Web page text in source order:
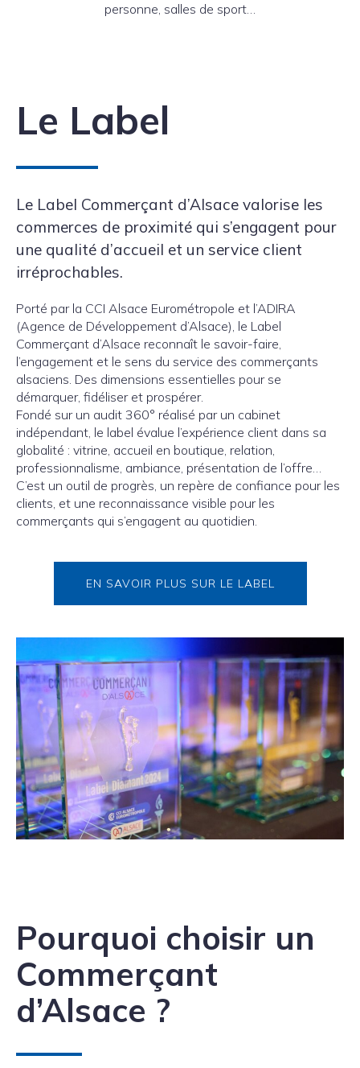
personne, salles de sport…
Le Label
Le Label Commerçant d’Alsace valorise les
commerces de proximité qui s’engagent pour
une qualité d’accueil et un service client
irréprochables.
Porté par la CCI Alsace Eurométropole et l’ADIRA
(Agence de Développement d’Alsace), le Label
Commerçant d’Alsace reconnaît le savoir-faire,
l’engagement et le sens du service des commerçants
alsaciens. Des dimensions essentielles pour se
démarquer, fidéliser et prospérer.
Fondé sur un audit 360° réalisé par un cabinet
indépendant, le label évalue l’expérience client dans sa
globalité : vitrine, accueil en boutique, relation,
professionnalisme, ambiance, présentation de l’offre…
C’est un outil de progrès, un repère de confiance pour les
clients, et une reconnaissance visible pour les
commerçants qui s’engagent au quotidien.
EN SAVOIR PLUS SUR LE LABEL
Pourquoi choisir un
Commerçant
d’Alsace ?